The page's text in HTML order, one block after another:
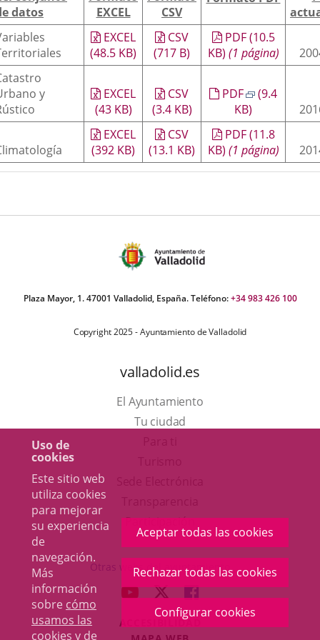
Uso de
cookies
Este sitio web
utiliza cookies
para mejorar
su experiencia
de
navegación.
Más
información
sobre cómo
usamos las
cookies y de
Aceptar todas las cookies
Rechazar todas las cookies
Configurar cookies
externa.externa.
datos
EXCEL
CSV
EXCEL
(48.5 KB)
CSV
(717 B)
PDF(10.5
KB) (1 página)
y
EXCEL
(43 KB)
CSV
(3.4 KB)
PDF
(9.4
KB)
EXCEL
(392 KB)
CSV
(13.1 KB)
PDF(11.8
KB) (1 página)
Plaza Mayor, 1. 47001 Valladolid, España. Teléfono:+34 983 426 100
Copyright 2025 - Ayuntamiento de Valladolid
valladolid.es
El Ayuntamiento
Tu ciudad
abrirá
en
una
ventana
nueva.
una
aplicación
externa.
Participación
Otras webs del ayuntamiento
ENLACE
UNA
ENLACE
A
UNA
ENLACE
A
UNA
ACCESIBILIDAD